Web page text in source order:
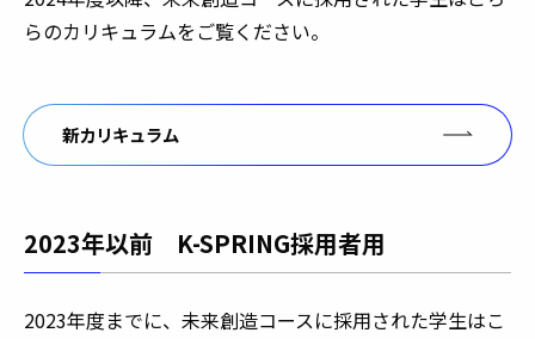
らのカリキュラムをご覧ください。
新カリキュラム
2023年以前 K-SPRING採用者用
2023年度までに、未来創造コースに採用された学生はこ